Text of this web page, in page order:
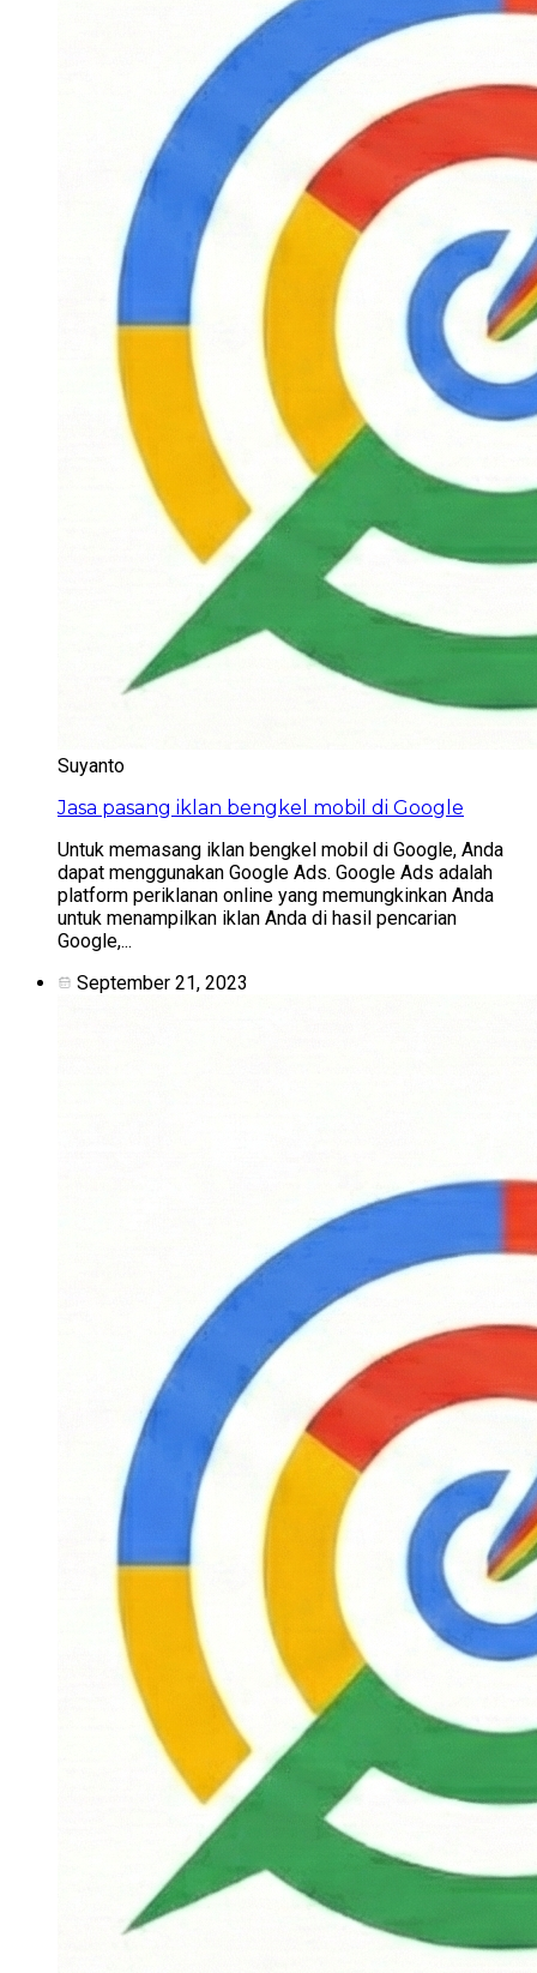
Suyanto
Jasa pasang iklan bengkel mobil di Google
Untuk memasang iklan bengkel mobil di Google, Anda
dapat menggunakan Google Ads. Google Ads adalah
platform periklanan online yang memungkinkan Anda
untuk menampilkan iklan Anda di hasil pencarian
Google,...
September 21, 2023